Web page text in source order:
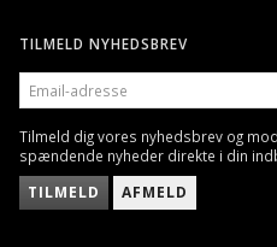
TILMELD NYHEDSBREV
EMAIL-
ADRESSE
Tilmeld dig vores nyhedsbrev og
spændende nyheder direkte i din
TILMELD AFMELD